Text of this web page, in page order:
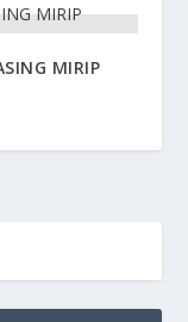
MIRIP